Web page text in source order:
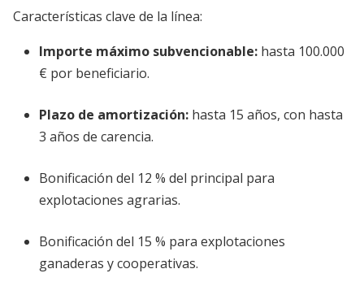
Características clave de la línea:
Importe máximo subvencionable: hasta 100.000
€ por beneficiario.
Plazo de amortización: hasta 15 años, con hasta
3 años de carencia.
Bonificación del 12 % del principal para
explotaciones agrarias.
Bonificación del 15 % para explotaciones
ganaderas y cooperativas.